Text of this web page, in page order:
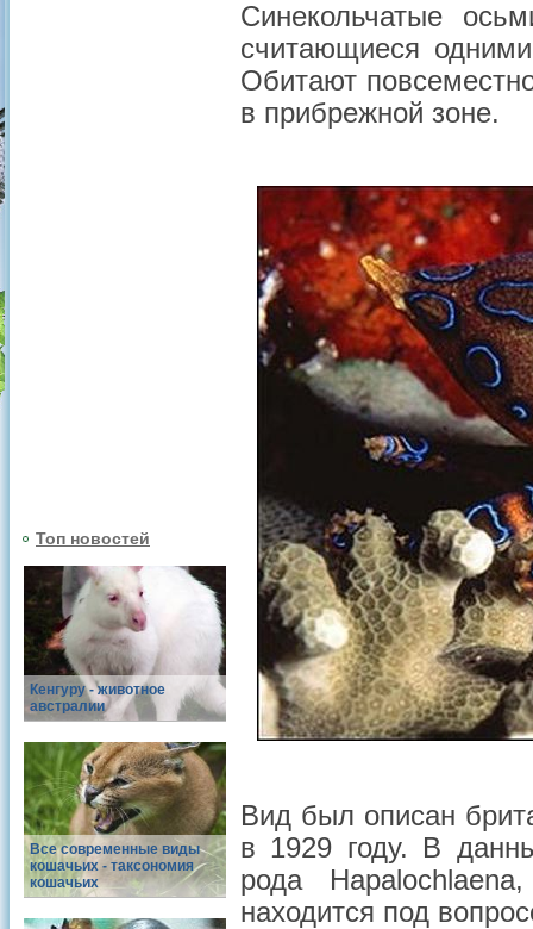
Топ новостей
Кенгуру - животное
австралии
Все современные виды
кошачьих - таксономия
кошачьих
Синекольчатые
считающиеся
Обитают
в прибрежной зоне.
Вид был описан
в 1929 году. В
рода
находится под